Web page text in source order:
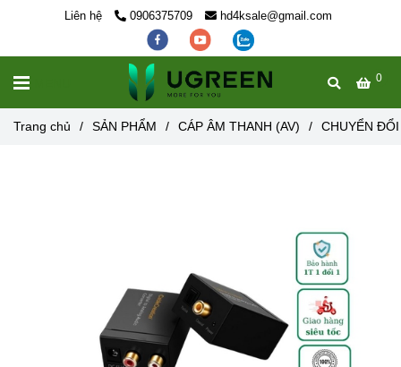
Liên hệ 0906375709 hd4ksale@gmail.com
0
Trang chủ / SẢN PHẨM / CÁP ÂM THANH (AV) / CHUYỂN